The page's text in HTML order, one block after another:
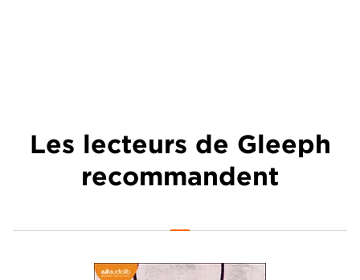
Les lecteurs de Gleeph
recommandent